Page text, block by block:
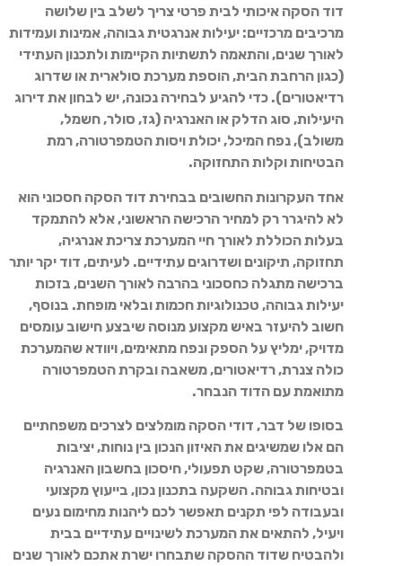
דוד הסקה איכותי לבית פרטי צריך לשלב בין שלושה
מרכיבים מרכזיים: יעילות אנרגטית גבוהה, אמינות ועמידות
לאורך שנים, והתאמה לתשתיות הקיימות ולתכנון העתידי
(כגון הרחבת הבית, הוספת מערכת סולארית או שדרוג
רדיאטורים). כדי להגיע לבחירה נכונה, יש לבחון את דירוג
היעילות, סוג הדלק או האנרגיה (גז, סולר, חשמל,
משולב), נפח המיכל, יכולת ויסות הטמפרטורה, רמת
הבטיחות וקלות התחזוקה.
אחד העקרונות החשובים בבחירת דוד הסקה חסכוני הוא
לא להיגרר רק למחיר הרכישה הראשוני, אלא להתמקד
בעלות הכוללת לאורך חיי המערכת צריכת אנרגיה,
תחזוקה, תיקונים ושדרוגים עתידיים. לעיתים, דוד יקר יותר
ברכישה מתגלה כחסכוני בהרבה לאורך השנים, בזכות
יעילות גבוהה, טכנולוגיות חכמות ובלאי מופחת. בנוסף,
חשוב להיעזר באיש מקצוע מנוסה שיבצע חישוב עומסים
מדויק, ימליץ על הספק ונפח מתאימים, ויוודא שהמערכת
כולה צנרת, רדיאטורים, משאבה ובקרת הטמפרטורה
מתואמת עם הדוד הנבחר.
בסופו של דבר, דודי הסקה מומלצים לצרכים משפחתיים
הם אלו שמשיגים את האיזון הנכון בין נוחות, יציבות
בטמפרטורה, שקט תפעולי, חיסכון בחשבון האנרגיה
ובטיחות גבוהה. השקעה בתכנון נכון, בייעוץ מקצועי
ובעבודה לפי תקנים תאפשר לכם ליהנות מחימום נעים
ויעיל, להתאים את המערכת לשינויים עתידיים בבית
ולהבטיח שדוד ההסקה שתבחרו ישרת אתכם לאורך שנים